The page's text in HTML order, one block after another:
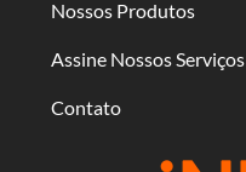
Nossos Produtos
Assine Nossos Serviços
Contato